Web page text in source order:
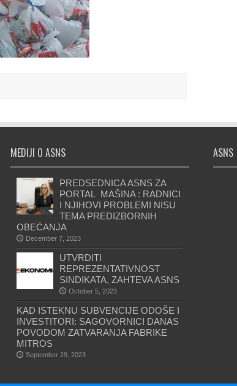
MEDIJI O ASNS
PREDSEDNICA ASNS ZA
PORTAL MAŠINA : RADNICI
I NJIHOVI PROBLEMI NISU
TEMA PREDIZBORNIH
OBEĆANJA
December 7, 2023
UTVRDITI
REPREZENTATIVNOST
SINDIKATA, ZAHTEVA ASNS
October 5, 2023
KAD ISTEKNU SUBVENCIJE ODOŠE I
INVESTITORI: SAGOVORNICI DANAS
POVODOM ZATVARANJA FABRIKE
MITROS
September 29, 2023
ASNS